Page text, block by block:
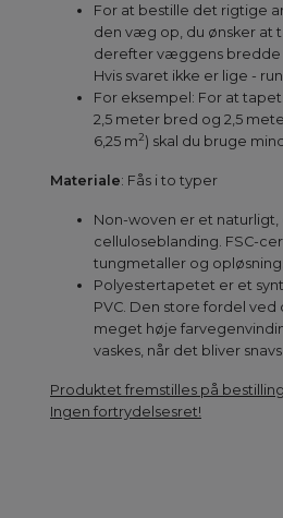
For at bestille det rigtige
den væg op, du ønsker at
derefter væggens
Hvis svaret ikke er lige -
For eksempel: For at
2,5 meter bred og 2,5
6,25 m2) skal du bruge
Materiale: Fås i to typer
Non-woven er et
celluloseblanding. FSC-
tungmetaller og
Polyestertapetet er et
PVC. Den store fordel
meget høje
vaskes, når det bliver
Produktet fremstilles på
Ingen fortrydelsesret!